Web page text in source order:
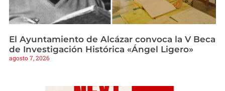
El Ayuntamiento de Alcázar convoca la V Beca
de Investigación Histórica «Ángel Ligero»
agosto 7, 2026